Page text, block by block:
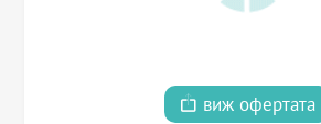
виж офертата